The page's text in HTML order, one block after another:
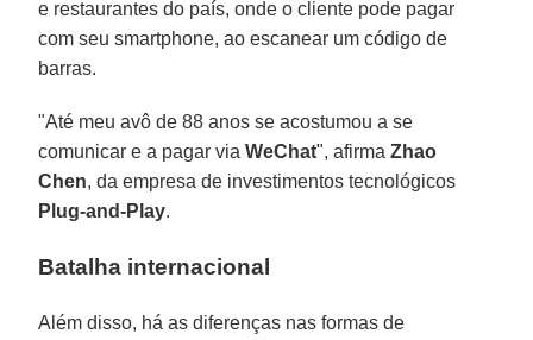
e restaurantes do país, onde o cliente pode pagar
com seu smartphone, ao escanear um código de
barras.
"Até meu avô de 88 anos se acostumou a se
comunicar e a pagar viaWeChat", afirmaZhao
Chen, da empresa de investimentos tecnológicos
Plug-and-Play.
Batalha internacional
Além disso, há as diferenças nas formas de